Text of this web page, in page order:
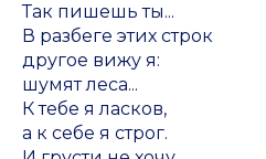
Так пишешь ты...
В разбеге этих строк
другое вижу я:
шумят леса...
К тебе я ласков,
а к себе я строг.